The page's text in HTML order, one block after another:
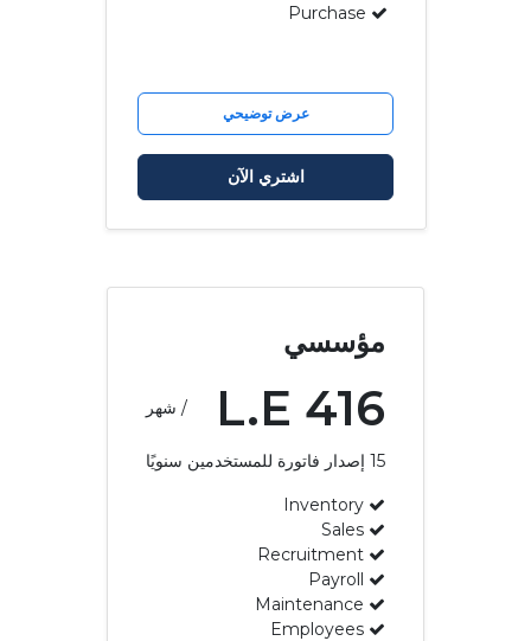
Purchase
عرض توضيحي
اشتري الآن
مؤسسي
416
L.E / شهر
15 إصدار فاتورة للمستخدمين سنويًا
Inventory
Sales
Recruitment
Payroll
Maintenance
Employees